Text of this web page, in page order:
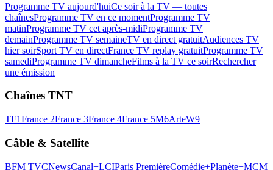
Programme TV aujourd'huiCe soir à la TV — toutes
chaînesProgramme TV en ce momentProgramme TV
matinProgramme TV cet après-midiProgramme TV
demainProgramme TV semaineTV en direct gratuitAudiences TV
hier soirSport TV en directFrance TV replay gratuitProgramme TV
samediProgramme TV dimancheFilms à la TV ce soirRechercher
une émission
Chaînes TNT
TF1France 2France 3France 4France 5M6ArteW9
Câble & Satellite
BFM TVCNewsCanal+LCIParis PremièreComédie+Planète+MCM